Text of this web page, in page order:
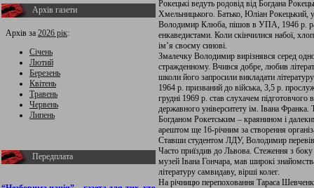
Архів газети
Архів за 2026 рік:
Січень
Лютий
Березень
Квітень
Травень
Червень
Липень
Передплата
Рокецькі ведуть родовід від Богдана
Хмельницького. Батько, Юліан
Володимир Клюба, пішов в УПА, 1946 р.
енкаведистами. Коли скінчилися набої,
ім’я своєму синові.
Змалечку Володимир вирізнявся серед
стражденному. Вчився добре, любив
школи його запросили викладати
1964 р. призваний до війська, 3,5 р.
грудні 1969 р. став слухачем підготовчого
державного університету ім. Івана
Богданом Рокетським – краянином і
арештом ще 16-річним за створення
Ставши студентом ЛДУ, Володимир
Часто приїздив до Львова. Стеження з
музей Івана Гончара, мав широкі
літературу самвидаву, вірші колег.
На річницю перепоховання Тараса